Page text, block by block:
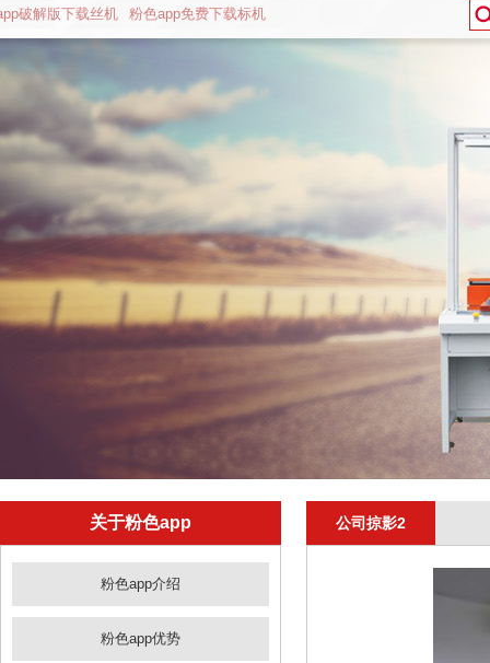
破解版下载丝机 粉色app免费下载标机
关于粉色app
粉色app介绍
粉色app优势
公司掠影2